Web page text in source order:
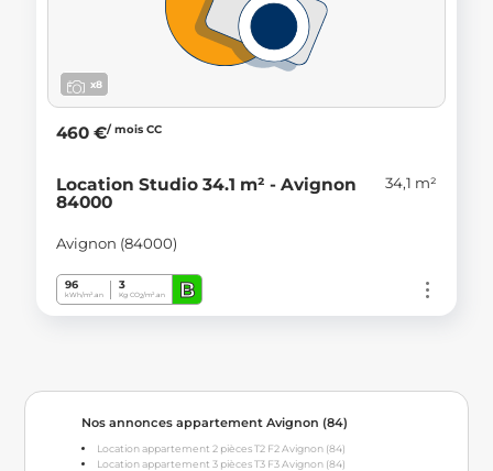
x8
460 €/ mois CC
Location Studio 34.1 m² - Avignon
84000
34,1 m²
Avignon (84000)
96
kWh/m².an
3
Kg CO2/m².an B
Nos annonces appartement Avignon (84)
Location appartement 2 pièces T2 F2 Avignon (84)
Location appartement 3 pièces T3 F3 Avignon (84)